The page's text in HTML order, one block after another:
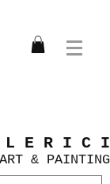
E R I C I
ART & PAINTING